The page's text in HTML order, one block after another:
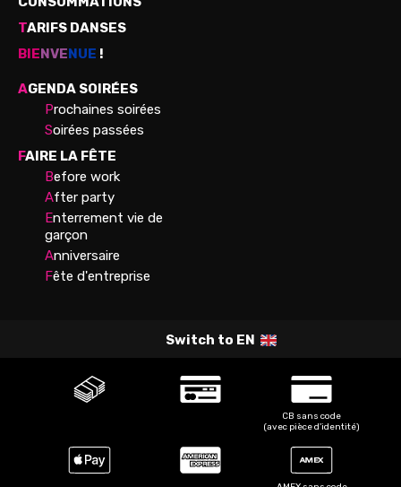
TARIFS DANSES
BIENVENUE !
AGENDA SOIRÉES
Prochaines soirées
Soirées passées
FAIRE LA FÊTE
Before work
After party
Enterrement vie de
garçon
Anniversaire
Fête d'entreprise
CB sans code
(avec pièce d'identité)
Switch to EN